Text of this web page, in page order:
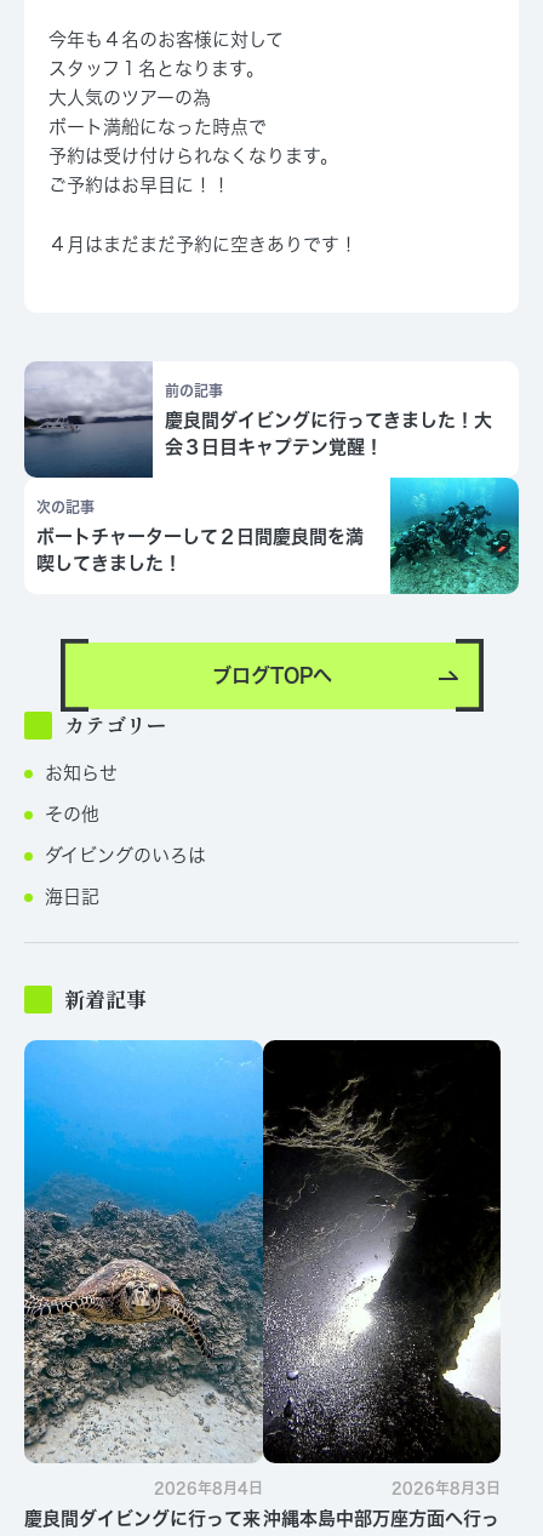
今年も４名のお客様に対して
スタッフ１名となります。
大人気のツアーの為
ボート満船になった時点で
予約は受け付けられなくなります。
ご予約はお早目に！！
４月はまだまだ予約に空きありです！
前の記事
慶良間ダイビングに行ってきました！大
会３日目キャプテン覚醒！
次の記事
ボートチャーターして２日間慶良間を満
喫してきました！
ブログTOPへ
カテゴリー
お知らせ
その他
ダイビングのいろは
海日記
新着記事
2026年8月4日
慶良間ダイビングに行って来
2026年8月3日
沖縄本島中部万座方面へ行っ